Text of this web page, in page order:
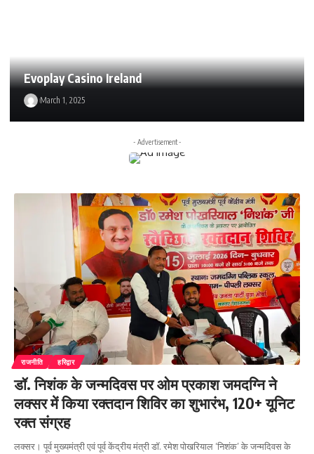
Evoplay Casino Ireland
March 1, 2025
- Advertisement -
राजनीति हरिद्वार
डॉ. निशंक के जन्मदिवस पर ओम प्रकाश जमदग्नि ने
लक्सर में किया रक्तदान शिविर का शुभारंभ, 120+ यूनिट
रक्त संग्रह
लक्सर। पूर्व मुख्यमंत्री एवं पूर्व केंद्रीय मंत्री डॉ. रमेश पोखरियाल ‘निशंक’ के जन्मदिवस के